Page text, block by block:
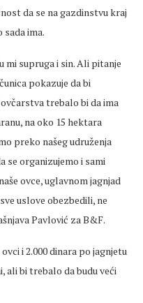
da se na gazdinstvu kraj
ima.
mi supruga i sin. Ali pitanje
pokazuje da bi
trebalo bi da ima
na oko 15 hektara
preko našeg udruženja
se organizujemo i sami
ovce, uglavnom jagnjad
uslove obezbedili, ne
Pavlović za B&F.
i 2.000 dinara po jagnjetu
ali bi trebalo da budu veći